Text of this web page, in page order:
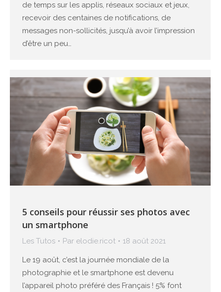
de temps sur les applis, réseaux sociaux et jeux,
recevoir des centaines de notifications, de
messages non-sollicités, jusqu’à avoir l’impression
d’être un peu…
5 conseils pour réussir ses photos avec
un smartphone
Les Tutos Par elodie.ricot 18 août 2021
Le 19 août, c’est la journée mondiale de la
photographie et le smartphone est devenu
l’appareil photo préféré des Français ! 5% font